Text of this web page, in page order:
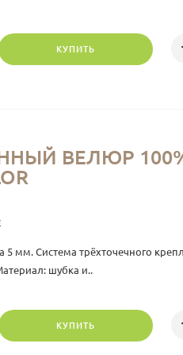
КУПИТЬ
ВЕЛЮР
5 мм. Система трёхточечного
шубка и..
КУПИТЬ